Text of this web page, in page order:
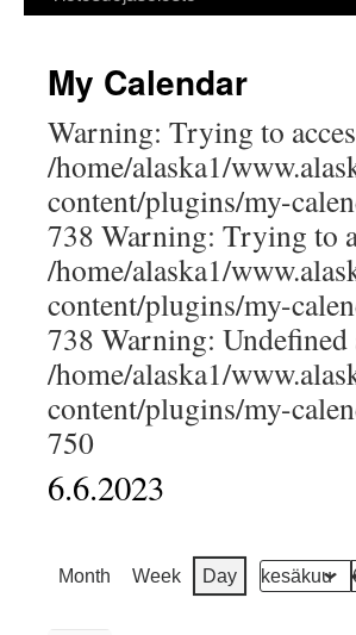
My Calendar
Warning: Trying to
/home/alaska1/
content/plugins/my-
738 Warning: Trying to
/home/alaska1/
content/plugins/my-
738 Warning:
/home/alaska1/
content/plugins/my-
750
6.6.2023
Month Week Day Month
Day
Year